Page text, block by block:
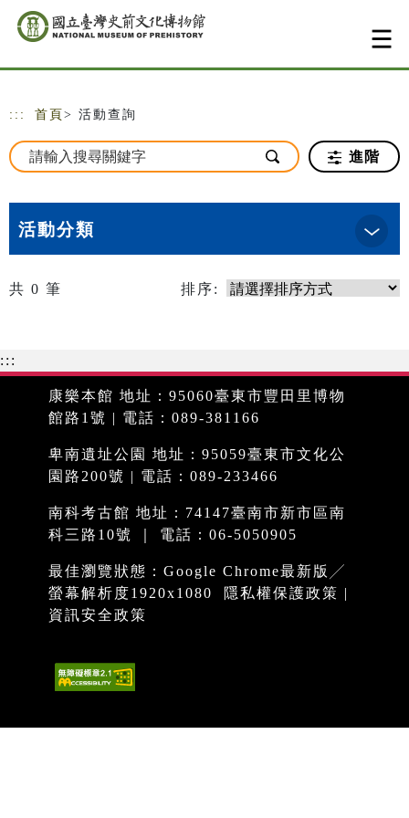
跳到主要內容
網站導覽
::: 首頁 > 活動查詢
進階
活動分類
共 0 筆 排序:
:::
康樂本館 地址：95060臺東市豐田里博物
館路1號 | 電話：089-381166
卑南遺址公園 地址：95059臺東市文化公
園路200號 | 電話：089-233466
南科考古館 地址：74147臺南市新市區南
科三路10號 ｜ 電話：06-5050905
最佳瀏覽狀態：Google Chrome最新版╱
螢幕解析度1920x1080
隱私權保護政策 |
資訊安全政策